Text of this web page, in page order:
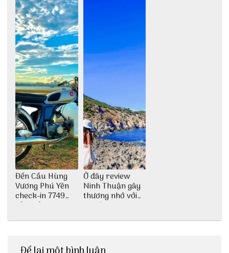
Đến Cầu Hùng
Vương Phú Yên
check-in 7749
tấm sống ảo
Ở đây review
Ninh Thuận gây
thương nhớ với
nét đẹp thiên